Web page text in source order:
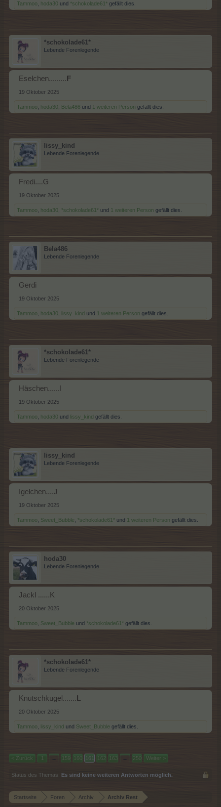
Tammoo hoda30 und *schokolade61* gefällt dies.
*schokolade61*
Lebende Forenlegende
Eselchen......... F
19 Oktober 2025
Tammoo hoda30 Bela486 und 1 weiteren Person gefällt dies.
lissy_kind
Lebende Forenlegende
Fredi....G
19 Oktober 2025
Tammoo hoda30 *schokolade61* und 1 weiteren Person gefällt dies.
Bela486
Lebende Forenlegende
Gerdi
19 Oktober 2025
Tammoo hoda30 lissy_kind und 1 weiteren Person gefällt dies.
*schokolade61*
Lebende Forenlegende
Häschen......I
19 Oktober 2025
Tammoo hoda30 und lissy_kind gefällt dies.
lissy_kind
Lebende Forenlegende
Igelchen....J
19 Oktober 2025
Tammoo Sweet_Bubble *schokolade61* und 1 weiteren Person gefällt dies.
hoda30
Lebende Forenlegende
Jackl ......K
20 Oktober 2025
Tammoo Sweet_Bubble und *schokolade61* gefällt dies.
*schokolade61*
Lebende Forenlegende
Knutschkugel....... L
20 Oktober 2025
Tammoo lissy_kind und Sweet_Bubble gefällt dies.
< Zurück 1 ← 159 160 161 162 163 → 250 Weiter >
Status des Themas: Es sind keine weiteren Antworten möglich.
Startseite Foren Archiv Archiv Rest